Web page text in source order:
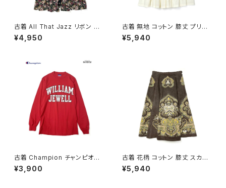
古着 All That Jazz リボン 花
柄 ミニ丈 半袖 ワンピース 黒
(oa2607076)
¥4,950
古着 無地 コットン 膝丈 プリー
ツ スカート ベージュ 生成り (b
a2607005)
¥5,940
古着 Champion チャンピオン
ロゴ コットン100％ 長袖 Ｔシャ
ツ 赤 (ttu2501067)
¥3,900
古着 花柄 コットン 膝丈 スカー
ト ダークブラウン (ba260701
3)
¥5,940